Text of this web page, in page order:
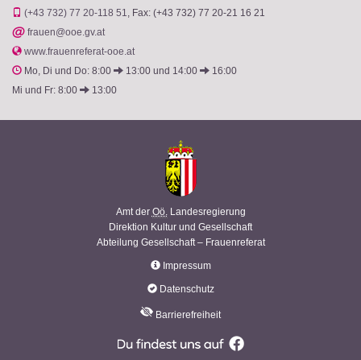
(+43 732) 77 20-118 51
Fax: (+43 732) 77 20-21 16 21
@ frauen@ooe.gv.at
www.frauenreferat-ooe.at
Mo, Di und Do: 8:00
13:00 und 14:00
16:00
Mi und Fr: 8:00
13:00
Amt der Oö.Landesregierung
Direktion Kultur und Gesellschaft
Abteilung Gesellschaft – Frauenreferat
Impressum
Datenschutz
Barrierefreiheit